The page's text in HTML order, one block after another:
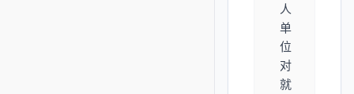
人
单
位
对
就